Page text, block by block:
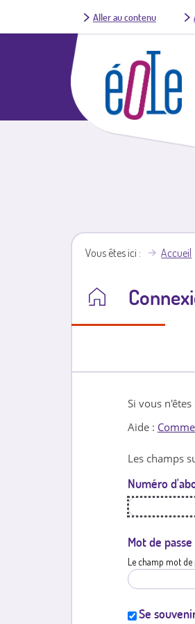
Aller au contenu
Vous êtes ici Accueil
Si vous
Aide :
Les champs
Numéro
Mot de passe
Le champ mot de
Se